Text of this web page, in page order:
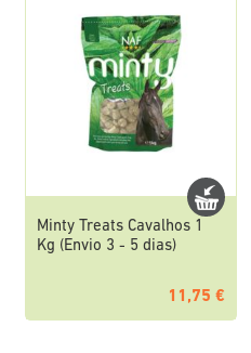
Minty Treats Cavalhos 1
Kg (Envio 3 - 5 dias)
11,75 €